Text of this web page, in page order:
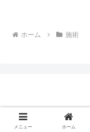
ホーム 施術
メニュー ホーム